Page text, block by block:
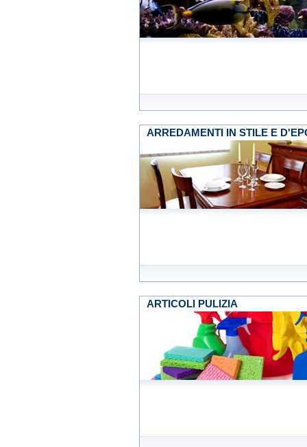
ARREDAMENTI IN STILE E
ARTICOLI PULIZIA